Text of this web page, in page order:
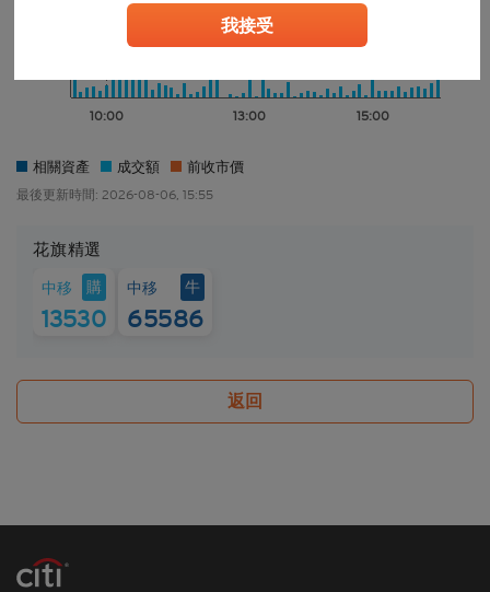
任何人士登入本香港網站或可能管有其中所載材料，
應當查明及遵照任何適用的限制（包括本文所載
擁有人絕不承擔責任。本香港網站所載的任何資料嚴
禁於適用法律或法規不容許分發、傳送、披露或發佈
特別要注意的是，本網站所載的資料不得帶進或傳送
到美國或直接或間接在美國或向任何美籍人士（定義
設， 閣下不應在香港境外登入、瀏覽本香港網站及/
或下載當中任何內容。
並非邀約/意見/建議
成或組成購買、出售、認購或承銷任何材料或本香港
網站所提述或所指的結構性產品（「
或其材料不應被視為任何類型或形式的廣告、誘因或
所編製的材料僅概括以一般資訊接收者為對象，並無
我接受
10:00 13:00 15:00
10:00
相關資產 成交額 前收市價
最後更新時間: 2026-08-06, 15:55
花旗精選
中移 購
13530
中移 牛
65586
返回